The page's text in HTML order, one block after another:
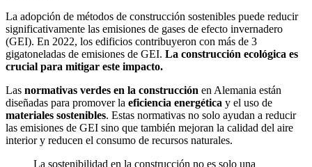
La adopción de métodos de construcción sostenibles puede reducir
significativamente las emisiones de gases de efecto invernadero
(GEI). En 2022, los edificios contribuyeron con más de 3
gigatoneladas de emisiones de GEI. La construcción ecológica es
crucial para mitigar este impacto.
Las normativas verdes en la construcción en Alemania están
diseñadas para promover la eficiencia energética y el uso de
materiales sostenibles. Estas normativas no solo ayudan a reducir
las emisiones de GEI sino que también mejoran la calidad del aire
interior y reducen el consumo de recursos naturales.
La sostenibilidad en la construcción no es solo una